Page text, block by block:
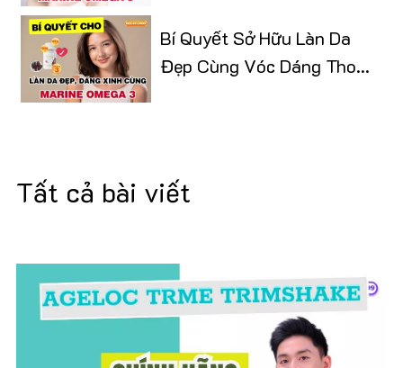
Bí Quyết Sở Hữu Làn Da
Đẹp Cùng Vóc Dáng Thon
Tất cả bài viết